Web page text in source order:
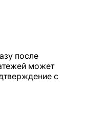
после
может
с